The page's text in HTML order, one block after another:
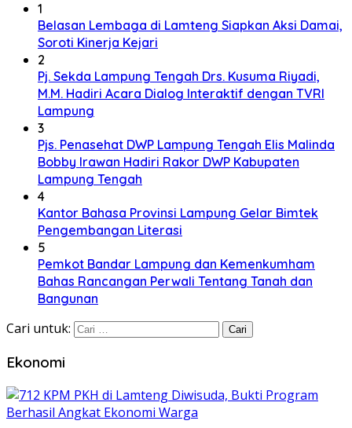
1
Belasan Lembaga di Lamteng Siapkan Aksi Damai,
Soroti Kinerja Kejari
2
Pj. Sekda Lampung Tengah Drs. Kusuma Riyadi,
M.M. Hadiri Acara Dialog Interaktif dengan TVRI
Lampung
3
Pjs. Penasehat DWP Lampung Tengah Elis Malinda
Bobby Irawan Hadiri Rakor DWP Kabupaten
Lampung Tengah
4
Kantor Bahasa Provinsi Lampung Gelar Bimtek
Pengembangan Literasi
5
Pemkot Bandar Lampung dan Kemenkumham
Bahas Rancangan Perwali Tentang Tanah dan
Bangunan
Cari untuk:
Ekonomi